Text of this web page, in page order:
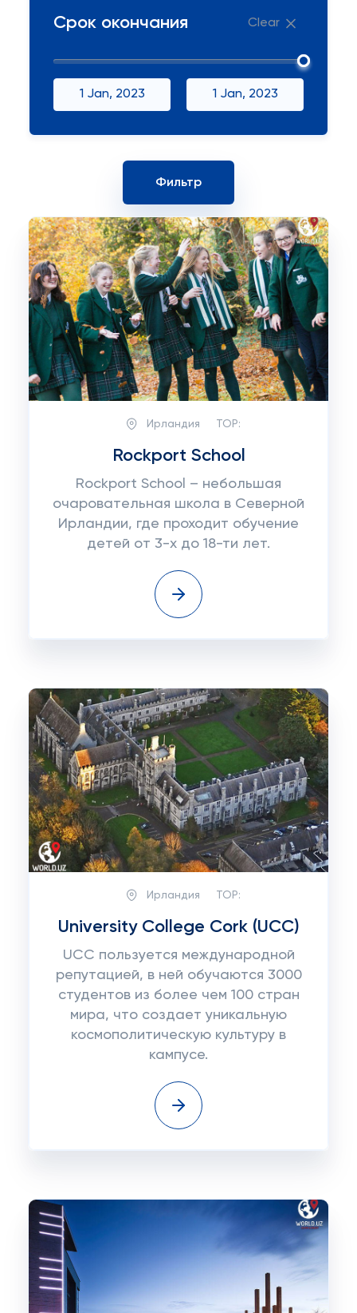
Срок окончания Clear
1 Jan, 2023 1 Jan, 2023
Ирландия TOP:
Rockport School
Rockport School – небольшая
очаровательная школа в Северной
Ирландии, где проходит обучение
детей от 3-х до 18-ти лет.
Ирландия TOP:
University College Cork (UCC)
UCC пользуется международной
репутацией, в ней обучаются 3000
студентов из более чем 100 стран
мира, что создает уникальную
космополитическую культуру в
кампусе.